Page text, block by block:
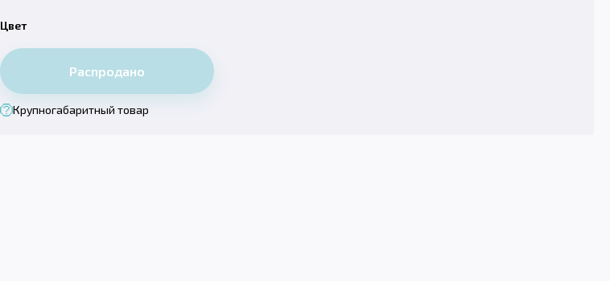
Цвет
Распродано
Крупногабаритный товар